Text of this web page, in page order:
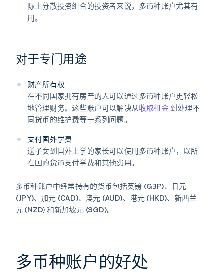
际上分散投资组合的投资者来说，多币种账户尤其有
用。
对于专门用途
财产所有权
在不同国家拥有房产的人可以通过多币种账户更轻松
地管理财务。这些账户可以解决从收取租金 到处理不
同货币的维护费等一系列问题。
支付国外学费
送子女到国外上学的家长可以使用多币种账户，以所
在国的货币支付学费和其他费用。
多币种账户中经常持有的货币包括英镑 (GBP)、日元
(JPY)、加元 (CAD)、澳元 (AUD)、港元 (HKD)、新西兰
元 (NZD) 和新加坡元 (SGD)。
多币种账户的好处